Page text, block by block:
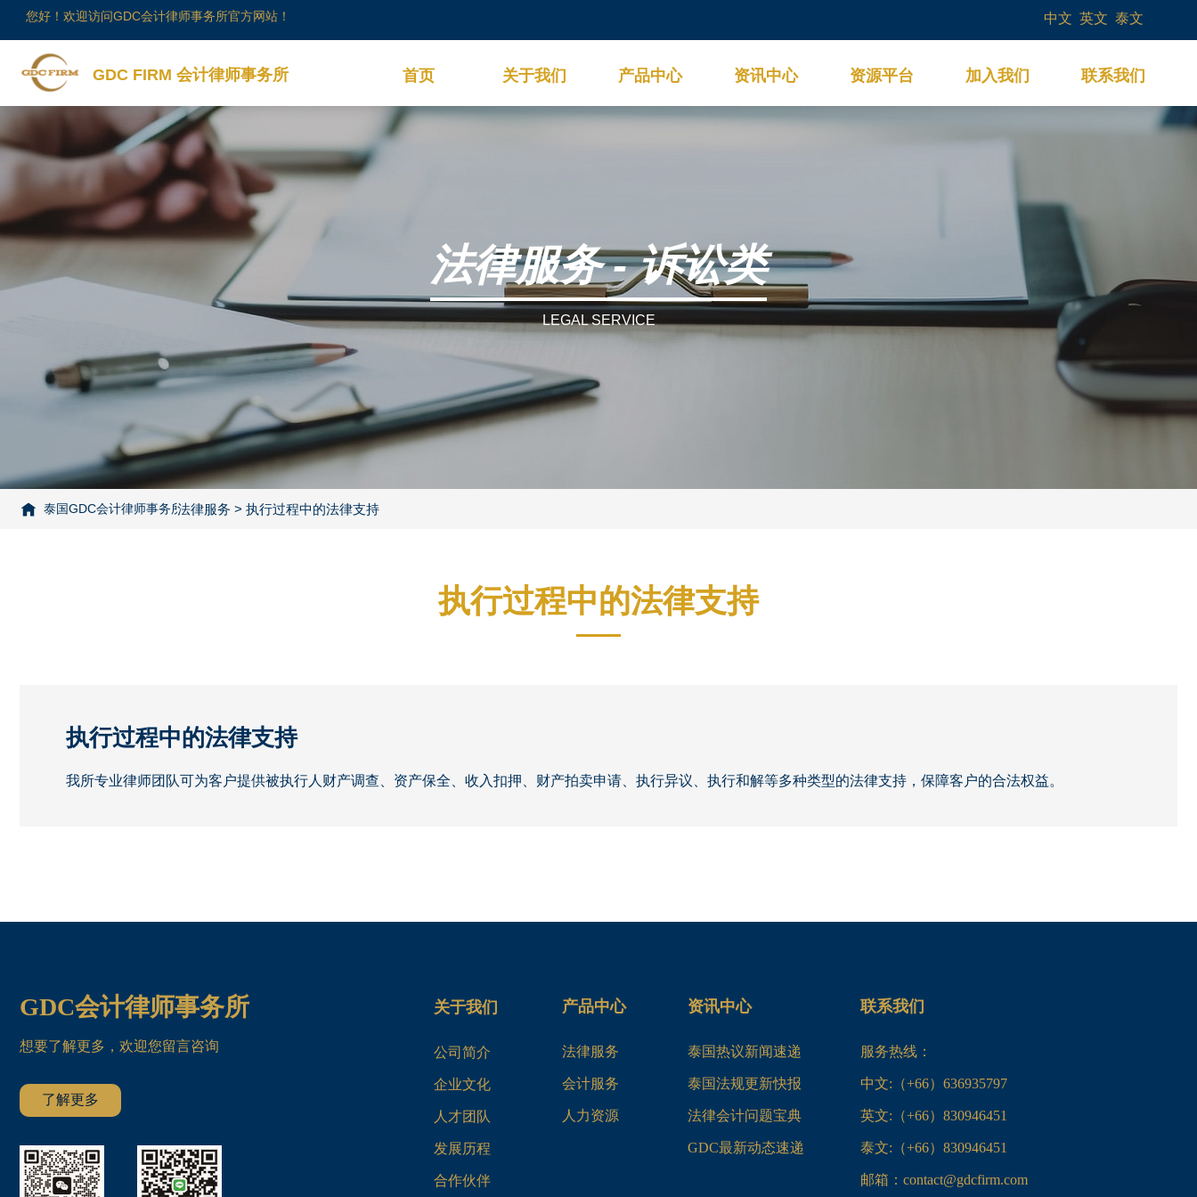
首页 关于我们 产品中心 资讯中心 资源平台 加入我们 联系我们
您好！欢迎访问GDC会计律师事务所官方网站！ 中文 英文 泰文
GDC FIRM 会计律师事务所
泰国GDC会计律师事务所> 执行过程中的法律支持
法律服务 > 执行过程中的法律支持
执行过程中的法律支持
执行过程中的法律支持
我所专业律师团队可为客户提供被执行人财产调查、资产保全、收入扣押、财产拍卖申请、执行异议、执行和解等多种类型的法律支持，保障客户的合法权益。
法律服务 - 诉讼类
LEGAL SERVICE
联系我们
服务热线：
中文:（+66）636935797
英文:（+66）830946451
泰文:（+66）830946451
邮箱：contact@gdcfirm.com
资讯中心
泰国热议新闻速递
泰国法规更新快报
法律会计问题宝典
GDC最新动态速递
产品中心
法律服务
会计服务
人力资源
关于我们
公司简介
企业文化
人才团队
发展历程
合作伙伴
了解更多
想要了解更多，欢迎您留言咨询
GDC会计律师事务所